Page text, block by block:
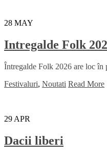
28 MAY
Intregalde Folk
Întregalde Folk 2026 are loc în
Festivaluri, Noutati Read More
29 APR
Dacii liberi